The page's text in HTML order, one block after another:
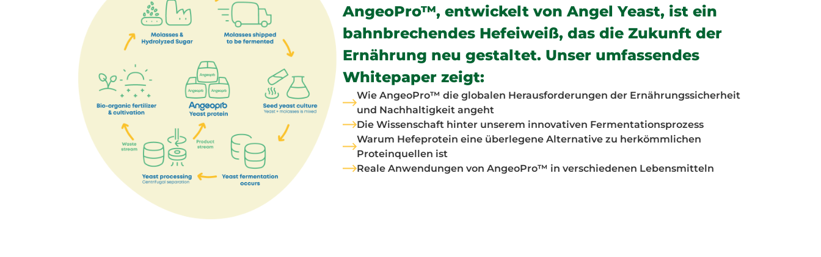
AngeoPro™, entwickelt von Angel Yeast, ist ein
bahnbrechendes Hefeiweiß, das die Zukunft der
Ernährung neu gestaltet. Unser umfassendes
Whitepaper zeigt:
Wie AngeoPro™ die globalen Herausforderungen der Ernährungssicherheit
und Nachhaltigkeit angeht
Die Wissenschaft hinter unserem innovativen Fermentationsprozess
Warum Hefeprotein eine überlegene Alternative zu herkömmlichen
Proteinquellen ist
Reale Anwendungen von AngeoPro™ in verschiedenen Lebensmitteln